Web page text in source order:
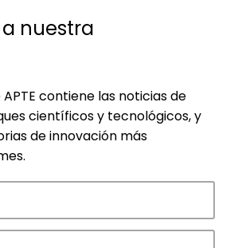
nuestra
contiene las noticias de
científicos y tecnológicos, y
de innovación más